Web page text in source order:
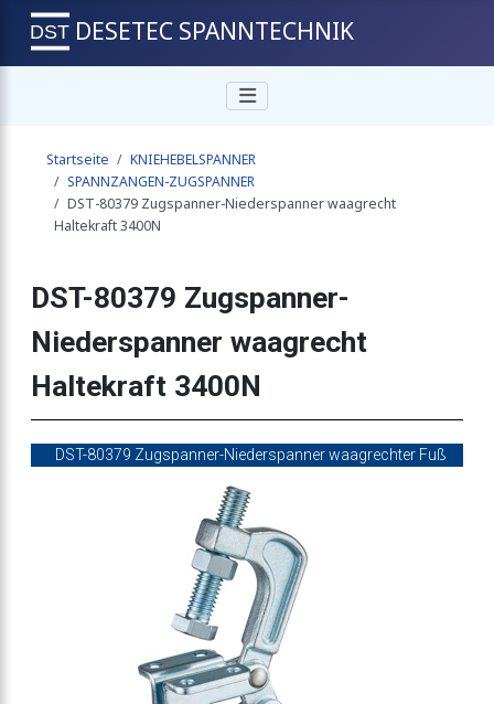
senkrecht Haltekraft 3400N
waagrecht Haltekraft 3400N
waagrechter Fuss
800N
DESETEC SPANNTECHNIK
Startseite
KNIEHEBELSPANNER
SPANNZANGEN-ZUGSPANNER
DST-80379 Zugspanner-Niederspanner waagrecht
Haltekraft 3400N
DST-80379 Zugspanner-
Niederspanner waagrecht
Haltekraft 3400N
DST-80379 Zugspanner-Niederspanner waagrechter Fuß